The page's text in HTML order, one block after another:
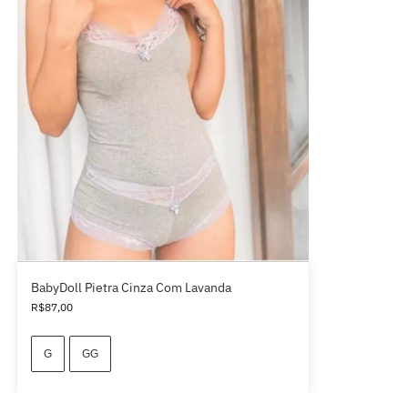
BabyDoll Pietra Cinza Com Lavanda
R$87,00
G GG